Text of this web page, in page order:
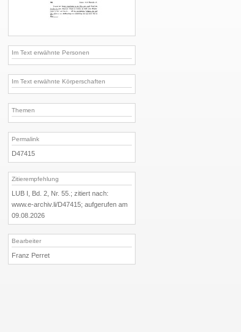
Im Text erwähnte Personen
Im Text erwähnte Körperschaften
Themen
Permalink
D47415
Zitierempfehlung
LUB I, Bd. 2, Nr. 55.; zitiert nach:
www.e-archiv.li/D47415; aufgerufen am
09.08.2026
Bearbeiter
Franz Perret